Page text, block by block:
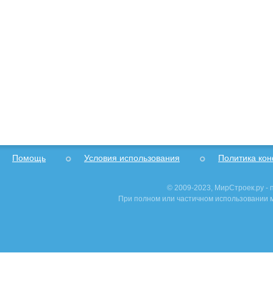
Помощь Условия использования Политика
© 2009-2023, МирСтроек.ру -
При полном или частичном использовании